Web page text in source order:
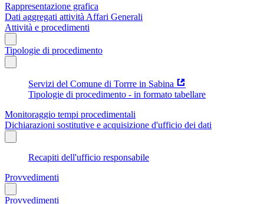
Rappresentazione grafica
Dati aggregati attività Affari Generali
Attività e procedimenti
Tipologie di procedimento
Servizi del Comune di Torrre in Sabina
Tipologie di procedimento - in formato tabellare
Monitoraggio tempi procedimentali
Dichiarazioni sostitutive e acquisizione d'ufficio dei dati
Recapiti dell'ufficio responsabile
Provvedimenti
Provvedimenti